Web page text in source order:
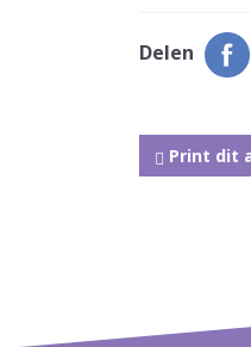
Delen
Print dit